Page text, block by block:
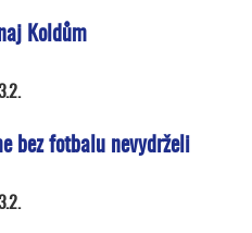
Koldům
bez fotbalu nevydrželi